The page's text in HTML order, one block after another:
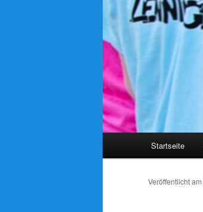
Startseite
Veröffentlicht am